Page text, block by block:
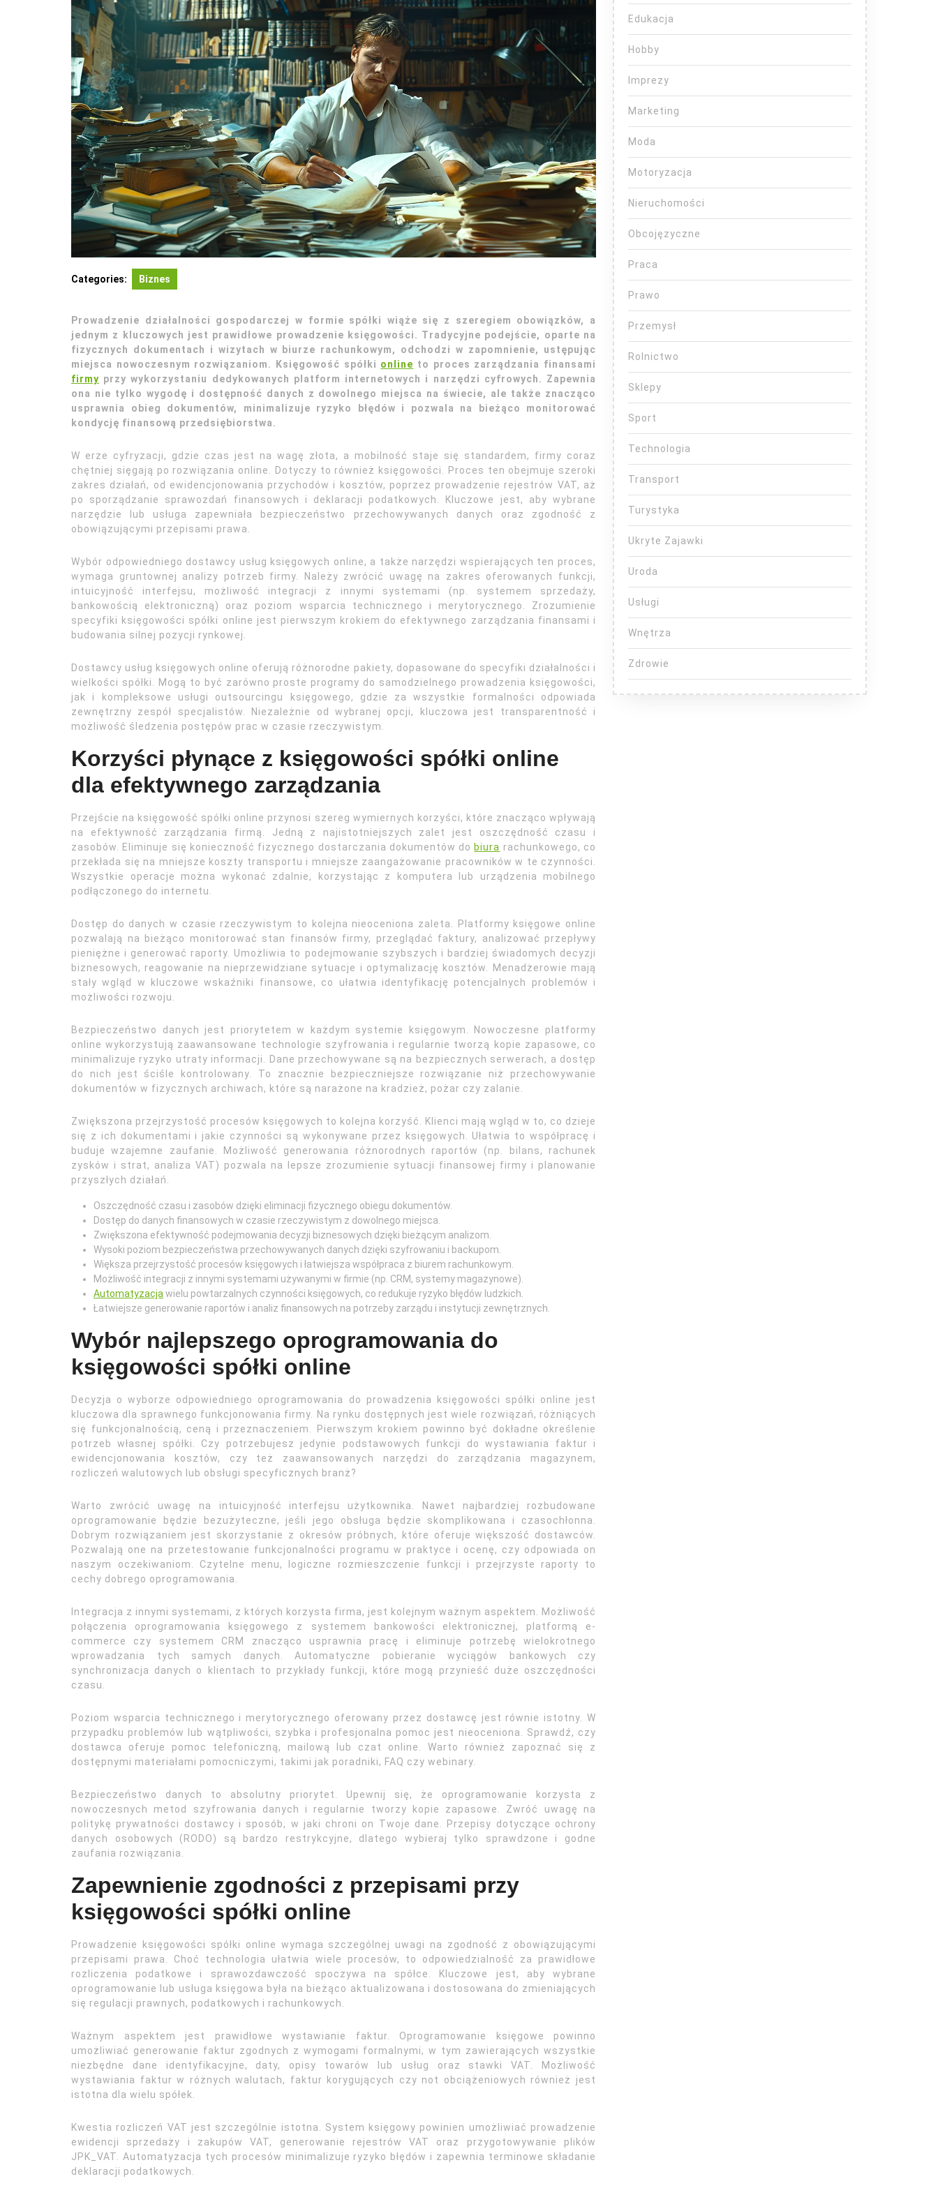
Categories: Biznes
Prowadzenie działalności gospodarczej w formie spółki wiąże się z szeregiem obowiązków, a
jednym z kluczowych jest prawidłowe prowadzenie księgowości. Tradycyjne podejście, oparte na
fizycznych dokumentach i wizytach w biurze rachunkowym, odchodzi w zapomnienie, ustępując
miejsca nowoczesnym rozwiązaniom. Księgowość spółki online to proces zarządzania finansami
firmy przy wykorzystaniu dedykowanych platform internetowych i narzędzi cyfrowych. Zapewnia
ona nie tylko wygodę i dostępność danych z dowolnego miejsca na świecie, ale także znacząco
usprawnia obieg dokumentów, minimalizuje ryzyko błędów i pozwala na bieżąco monitorować
kondycję finansową przedsiębiorstwa.
W erze cyfryzacji, gdzie czas jest na wagę złota, a mobilność staje się standardem, firmy coraz
chętniej sięgają po rozwiązania online. Dotyczy to również księgowości. Proces ten obejmuje szeroki
zakres działań, od ewidencjonowania przychodów i kosztów, poprzez prowadzenie rejestrów VAT, aż
po sporządzanie sprawozdań finansowych i deklaracji podatkowych. Kluczowe jest, aby wybrane
narzędzie lub usługa zapewniała bezpieczeństwo przechowywanych danych oraz zgodność z
obowiązującymi przepisami prawa.
Wybór odpowiedniego dostawcy usług księgowych online, a także narzędzi wspierających ten proces,
wymaga gruntownej analizy potrzeb firmy. Należy zwrócić uwagę na zakres oferowanych funkcji,
intuicyjność interfejsu, możliwość integracji z innymi systemami (np. systemem sprzedaży,
bankowością elektroniczną) oraz poziom wsparcia technicznego i merytorycznego. Zrozumienie
specyfiki księgowości spółki online jest pierwszym krokiem do efektywnego zarządzania finansami i
budowania silnej pozycji rynkowej.
Dostawcy usług księgowych online oferują różnorodne pakiety, dopasowane do specyfiki działalności i
wielkości spółki. Mogą to być zarówno proste programy do samodzielnego prowadzenia księgowości,
jak i kompleksowe usługi outsourcingu księgowego, gdzie za wszystkie formalności odpowiada
zewnętrzny zespół specjalistów. Niezależnie od wybranej opcji, kluczowa jest transparentność i
możliwość śledzenia postępów prac w czasie rzeczywistym.
Korzyści płynące z księgowości spółki online
dla efektywnego zarządzania
Przejście na księgowość spółki online przynosi szereg wymiernych korzyści, które znacząco wpływają
na efektywność zarządzania firmą. Jedną z najistotniejszych zalet jest oszczędność czasu i
zasobów. Eliminuje się konieczność fizycznego dostarczania dokumentów do biura rachunkowego, co
przekłada się na mniejsze koszty transportu i mniejsze zaangażowanie pracowników w te czynności.
Wszystkie operacje można wykonać zdalnie, korzystając z komputera lub urządzenia mobilnego
podłączonego do internetu.
Dostęp do danych w czasie rzeczywistym to kolejna nieoceniona zaleta. Platformy księgowe online
pozwalają na bieżąco monitorować stan finansów firmy, przeglądać faktury, analizować przepływy
pieniężne i generować raporty. Umożliwia to podejmowanie szybszych i bardziej świadomych decyzji
biznesowych, reagowanie na nieprzewidziane sytuacje i optymalizację kosztów. Menadżerowie mają
stały wgląd w kluczowe wskaźniki finansowe, co ułatwia identyfikację potencjalnych problemów i
możliwości rozwoju.
Bezpieczeństwo danych jest priorytetem w każdym systemie księgowym. Nowoczesne platformy
online wykorzystują zaawansowane technologie szyfrowania i regularnie tworzą kopie zapasowe, co
minimalizuje ryzyko utraty informacji. Dane przechowywane są na bezpiecznych serwerach, a dostęp
do nich jest ściśle kontrolowany. To znacznie bezpieczniejsze rozwiązanie niż przechowywanie
dokumentów w fizycznych archiwach, które są narażone na kradzież, pożar czy zalanie.
Zwiększona przejrzystość procesów księgowych to kolejna korzyść. Klienci mają wgląd w to, co dzieje
się z ich dokumentami i jakie czynności są wykonywane przez księgowych. Ułatwia to współpracę i
buduje wzajemne zaufanie. Możliwość generowania różnorodnych raportów (np. bilans, rachunek
zysków i strat, analiza VAT) pozwala na lepsze zrozumienie sytuacji finansowej firmy i planowanie
przyszłych działań.
Oszczędność czasu i zasobów dzięki eliminacji fizycznego obiegu dokumentów.
Dostęp do danych finansowych w czasie rzeczywistym z dowolnego miejsca.
Zwiększona efektywność podejmowania decyzji biznesowych dzięki bieżącym analizom.
Wysoki poziom bezpieczeństwa przechowywanych danych dzięki szyfrowaniu i backupom.
Większa przejrzystość procesów księgowych i łatwiejsza współpraca z biurem rachunkowym.
Możliwość integracji z innymi systemami używanymi w firmie (np. CRM, systemy magazynowe).
Automatyzacja wielu powtarzalnych czynności księgowych, co redukuje ryzyko błędów ludzkich.
Łatwiejsze generowanie raportów i analiz finansowych na potrzeby zarządu i instytucji zewnętrznych.
Wybór najlepszego oprogramowania do
księgowości spółki online
Decyzja o wyborze odpowiedniego oprogramowania do prowadzenia księgowości spółki online jest
kluczowa dla sprawnego funkcjonowania firmy. Na rynku dostępnych jest wiele rozwiązań, różniących
się funkcjonalnością, ceną i przeznaczeniem. Pierwszym krokiem powinno być dokładne określenie
potrzeb własnej spółki. Czy potrzebujesz jedynie podstawowych funkcji do wystawiania faktur i
ewidencjonowania kosztów, czy też zaawansowanych narzędzi do zarządzania magazynem,
rozliczeń walutowych lub obsługi specyficznych branż?
Warto zwrócić uwagę na intuicyjność interfejsu użytkownika. Nawet najbardziej rozbudowane
oprogramowanie będzie bezużyteczne, jeśli jego obsługa będzie skomplikowana i czasochłonna.
Dobrym rozwiązaniem jest skorzystanie z okresów próbnych, które oferuje większość dostawców.
Pozwalają one na przetestowanie funkcjonalności programu w praktyce i ocenę, czy odpowiada on
naszym oczekiwaniom. Czytelne menu, logiczne rozmieszczenie funkcji i przejrzyste raporty to
cechy dobrego oprogramowania.
Integracja z innymi systemami, z których korzysta firma, jest kolejnym ważnym aspektem. Możliwość
połączenia oprogramowania księgowego z systemem bankowości elektronicznej, platformą e-
commerce czy systemem CRM znacząco usprawnia pracę i eliminuje potrzebę wielokrotnego
wprowadzania tych samych danych. Automatyczne pobieranie wyciągów bankowych czy
synchronizacja danych o klientach to przykłady funkcji, które mogą przynieść duże oszczędności
czasu.
Poziom wsparcia technicznego i merytorycznego oferowany przez dostawcę jest równie istotny. W
przypadku problemów lub wątpliwości, szybka i profesjonalna pomoc jest nieoceniona. Sprawdź, czy
dostawca oferuje pomoc telefoniczną, mailową lub czat online. Warto również zapoznać się z
dostępnymi materiałami pomocniczymi, takimi jak poradniki, FAQ czy webinary.
Bezpieczeństwo danych to absolutny priorytet. Upewnij się, że oprogramowanie korzysta z
nowoczesnych metod szyfrowania danych i regularnie tworzy kopie zapasowe. Zwróć uwagę na
politykę prywatności dostawcy i sposób, w jaki chroni on Twoje dane. Przepisy dotyczące ochrony
danych osobowych (RODO) są bardzo restrykcyjne, dlatego wybieraj tylko sprawdzone i godne
zaufania rozwiązania.
Zapewnienie zgodności z przepisami przy
księgowości spółki online
Prowadzenie księgowości spółki online wymaga szczególnej uwagi na zgodność z obowiązującymi
przepisami prawa. Choć technologia ułatwia wiele procesów, to odpowiedzialność za prawidłowe
rozliczenia podatkowe i sprawozdawczość spoczywa na spółce. Kluczowe jest, aby wybrane
oprogramowanie lub usługa księgowa była na bieżąco aktualizowana i dostosowana do zmieniających
się regulacji prawnych, podatkowych i rachunkowych.
Ważnym aspektem jest prawidłowe wystawianie faktur. Oprogramowanie księgowe powinno
umożliwiać generowanie faktur zgodnych z wymogami formalnymi, w tym zawierających wszystkie
niezbędne dane identyfikacyjne, daty, opisy towarów lub usług oraz stawki VAT. Możliwość
wystawiania faktur w różnych walutach, faktur korygujących czy not obciążeniowych również jest
istotna dla wielu spółek.
Kwestia rozliczeń VAT jest szczególnie istotna. System księgowy powinien umożliwiać prowadzenie
ewidencji sprzedaży i zakupów VAT, generowanie rejestrów VAT oraz przygotowywanie plików
JPK_VAT. Automatyzacja tych procesów minimalizuje ryzyko błędów i zapewnia terminowe składanie
deklaracji podatkowych.
Edukacja
Hobby
Imprezy
Marketing
Moda
Motoryzacja
Nieruchomości
Obcojęzyczne
Praca
Prawo
Przemysł
Rolnictwo
Sklepy
Sport
Technologia
Transport
Turystyka
Ukryte Zajawki
Uroda
Usługi
Wnętrza
Zdrowie